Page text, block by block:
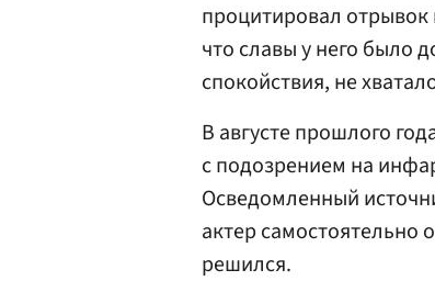
процитировал отрывок
что славы у него было
спокойствия, не
В августе прошлого
с подозрением на
Осведомленный
актер самостоятельно
решился.